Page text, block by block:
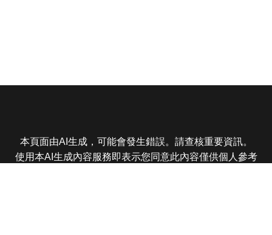
本頁面由AI生成，可能會發生錯誤。請查核重要資訊。
使用本AI生成內容服務即表示您同意此內容僅供個人參考